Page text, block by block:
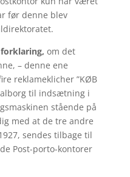
før denne blev
om det
– denne ene
reklameklicher ”KØB
til indsætning i
stående på
med at de tre andre
sendes tilbage til
Post-porto-kontorer